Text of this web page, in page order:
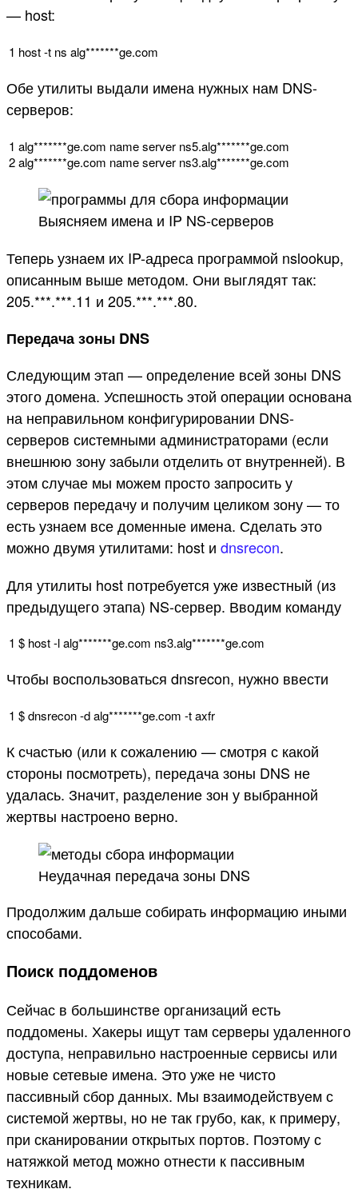
— host:
1 host-t ns alg*******ge.com
Обе утилиты выдали имена нужных нам DNS-
серверов:
1
2
alg*******ge.com nameserver ns5.alg*******ge.com
alg*******ge.com nameserver ns3.alg*******ge.com
Выясняем имена и IP NS-серверов
Теперь узнаем их IP-адреса программой nslookup,
описанным выше методом. Они выглядят так:
205.***.***.11 и 205.***.***.80.
Передача зоны DNS
Следующим этап — определение всей зоны DNS
этого домена. Успешность этой операции основана
на неправильном конфигурировании DNS-
серверов системными администраторами (если
внешнюю зону забыли отделить от внутренней). В
этом случае мы можем просто запросить у
серверов передачу и получим целиком зону — то
есть узнаем все доменные имена. Сделать это
можно двумя утилитами: host и dnsrecon.
Для утилиты host потребуется уже известный (из
предыдущего этапа) NS-сервер. Вводим команду
1 $ host-lalg*******ge.com ns3.alg*******ge.com
Чтобы воспользоваться dnsrecon, нужно ввести
1 $dnsrecon-dalg*******ge.com -taxfr
К счастью (или к сожалению — смотря с какой
стороны посмотреть), передача зоны DNS не
удалась. Значит, разделение зон у выбранной
жертвы настроено верно.
Неудачная передача зоны DNS
Продолжим дальше собирать информацию иными
способами.
Поиск поддоменов
Сейчас в большинстве организаций есть
поддомены. Хакеры ищут там серверы удаленного
доступа, неправильно настроенные сервисы или
новые сетевые имена. Это уже не чисто
пассивный сбор данных. Мы взаимодействуем с
системой жертвы, но не так грубо, как, к примеру,
при сканировании открытых портов. Поэтому с
натяжкой метод можно отнести к пассивным
техникам.